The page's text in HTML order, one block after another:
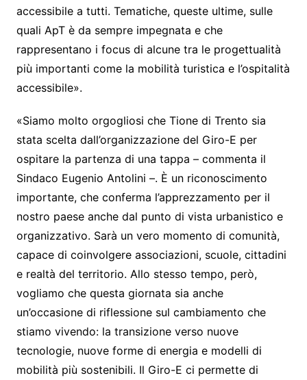
accessibile a tutti. Tematiche, queste ultime, sulle
quali ApT è da sempre impegnata e che
rappresentano i focus di alcune tra le progettualità
più importanti come la mobilità turistica e l’ospitalità
accessibile».
«Siamo molto orgogliosi che Tione di Trento sia
stata scelta dall’organizzazione del Giro-E per
ospitare la partenza di una tappa – commenta il
Sindaco Eugenio Antolini –. È un riconoscimento
importante, che conferma l’apprezzamento per il
nostro paese anche dal punto di vista urbanistico e
organizzativo. Sarà un vero momento di comunità,
capace di coinvolgere associazioni, scuole, cittadini
e realtà del territorio. Allo stesso tempo, però,
vogliamo che questa giornata sia anche
un’occasione di riflessione sul cambiamento che
stiamo vivendo: la transizione verso nuove
tecnologie, nuove forme di energia e modelli di
mobilità più sostenibili. Il Giro-E ci permette di